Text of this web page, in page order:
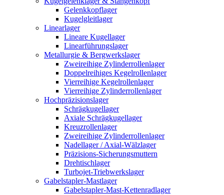
Gelenkkopflager
Kugelgleitlager
Linearlager
Lineare Kugellager
Linearführungslager
Metallurgie & Bergwerkslager
Zweireihige Zylinderrollenlager
Doppelreihiges Kegelrollenlager
Vierreihige Kegelrollenlager
Vierreihige Zylinderrollenlager
Hochpräzisionslager
Schrägkugellager
Axiale Schrägkugellager
Kreuzrollenlager
Zweireihige Zylinderrollenlager
Nadellager / Axial-Wälzlager
Präzisions-Sicherungsmuttern
Drehtischlager
Turbojet-Triebwerkslager
Gabelstapler-Mastlager
Gabelstapler-Mast-Kettenradlager